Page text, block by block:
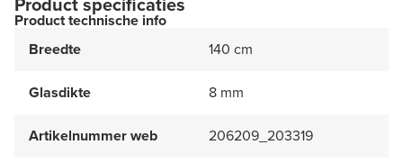
Product technische info
Breedte
140 cm
Glasdikte 8 mm
Artikelnummer web 206209_203319